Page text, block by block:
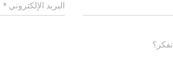
البريد الإلكتروني*